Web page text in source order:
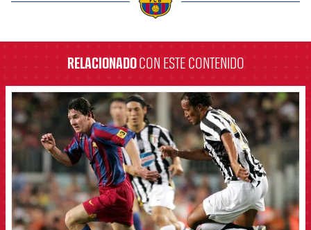
RELACIONADOCON ESTE CONTENIDO
FCB Barcelona badge